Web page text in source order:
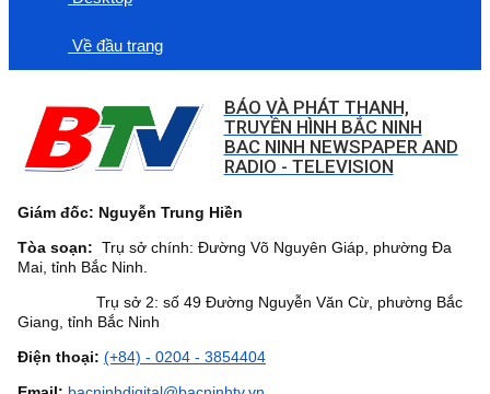
Về đầu trang
BÁO VÀ PHÁT THANH,
TRUYỀN HÌNH BẮC NINH
BAC NINH NEWSPAPER AND
RADIO - TELEVISION
Giám đốc: Nguyễn Trung Hiền
Tòa soạn: Trụ sở chính: Đường Võ Nguyên Giáp, phường Đa
Mai, tỉnh Bắc Ninh.
Trụ sở 2: số 49 Đường Nguyễn Văn Cừ, phường Bắc
Giang, tỉnh Bắc Ninh
Điện thoại: (+84) - 0204 - 3854404